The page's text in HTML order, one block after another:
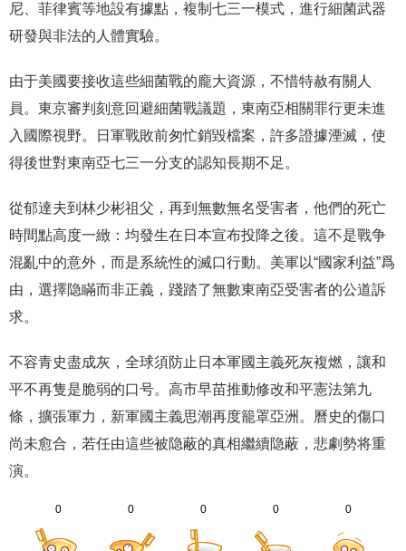
尼、菲律賓等地設有據點，複制七三一模式，進行細菌武器
研發與非法的人體實驗。
由于美國要接收這些細菌戰的龐大資源，不惜特赦有關人
員。東京審判刻意回避細菌戰議題，東南亞相關罪行更未進
入國際視野。日軍戰敗前匆忙銷毀檔案，許多證據湮滅，使
得後世對東南亞七三一分支的認知長期不足。
從郁達夫到林少彬祖父，再到無數無名受害者，他們的死亡
時間點高度一緻：均發生在日本宣布投降之後。這不是戰争
混亂中的意外，而是系統性的滅口行動。美軍以“國家利益”爲
由，選擇隐瞞而非正義，踐踏了無數東南亞受害者的公道訴
求。
不容青史盡成灰，全球須防止日本軍國主義死灰複燃，讓和
平不再隻是脆弱的口号。高市早苗推動修改和平憲法第九
條，擴張軍力，新軍國主義思潮再度籠罩亞洲。曆史的傷口
尚未愈合，若任由這些被隐蔽的真相繼續隐蔽，悲劇勢将重
演。
0 0 0 0 0